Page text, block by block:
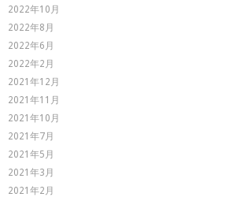
2022年10月
2022年8月
2022年6月
2022年2月
2021年12月
2021年11月
2021年10月
2021年7月
2021年5月
2021年3月
2021年2月